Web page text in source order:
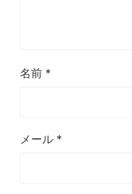
名前 *
メール *